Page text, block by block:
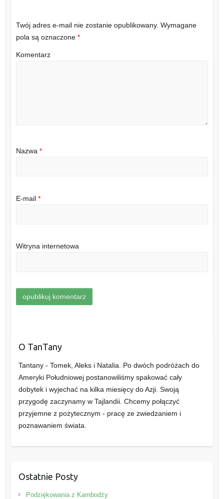
Twój adres e-mail nie zostanie opublikowany. Wymagane
pola są oznaczone *
Komentarz
Nazwa *
E-mail *
Witryna internetowa
O TanTany
Tantany - Tomek, Aleks i Natalia. Po dwóch podróżach do
Ameryki Południowej postanowiliśmy spakować cały
dobytek i wyjechać na kilka miesięcy do Azji. Swoją
przygodę zaczynamy w Tajlandii. Chcemy połączyć
przyjemne z pożytecznym - pracę ze zwiedzaniem i
poznawaniem świata.
Ostatnie Posty
Podziękowania z Kambodży